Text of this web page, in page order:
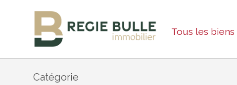
Tous les biens
Catégorie